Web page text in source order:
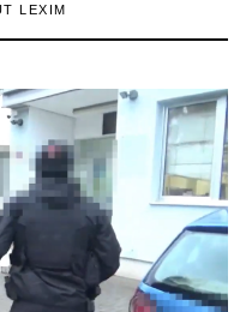
LEXIM